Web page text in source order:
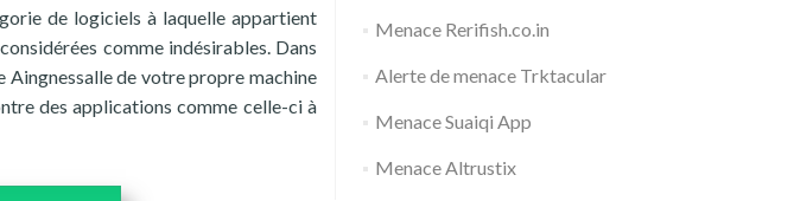
de logiciels à laquelle appartient
comme indésirables. Dans
de votre propre machine
des applications comme celle-ci à
Menace Rerifish.co.in
Alerte de menace Trktacular
Menace Suaiqi App
Menace Altrustix